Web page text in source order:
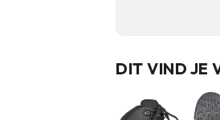
DIT VIND JE